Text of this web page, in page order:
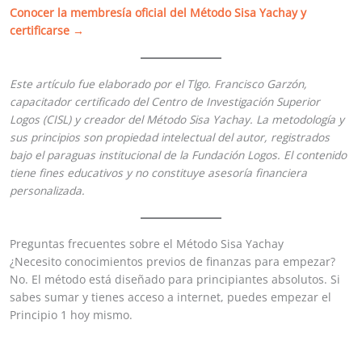
Conocer la membresía oficial del Método Sisa Yachay y
certificarse →
Este artículo fue elaborado por el Tlgo. Francisco Garzón,
capacitador certificado del Centro de Investigación Superior
Logos (CISL) y creador del Método Sisa Yachay. La metodología y
sus principios son propiedad intelectual del autor, registrados
bajo el paraguas institucional de la Fundación Logos. El contenido
tiene fines educativos y no constituye asesoría financiera
personalizada.
Preguntas frecuentes sobre el Método Sisa Yachay
¿Necesito conocimientos previos de finanzas para empezar?
No. El método está diseñado para principiantes absolutos. Si
sabes sumar y tienes acceso a internet, puedes empezar el
Principio 1 hoy mismo.